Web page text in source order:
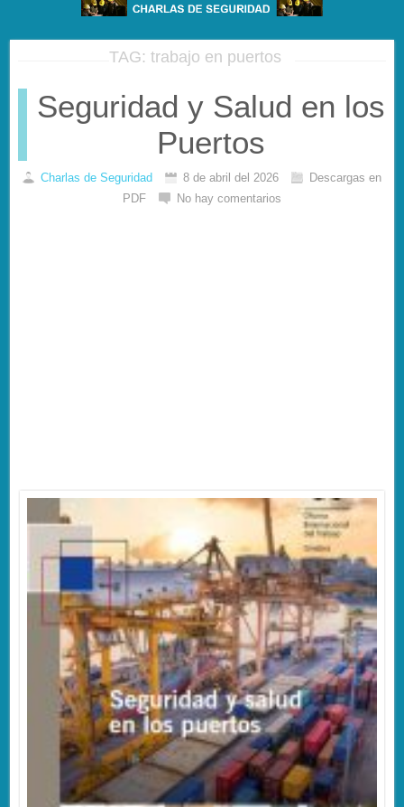
TAG: trabajo en puertos
Seguridad y Salud en los
Puertos
Charlas de Seguridad 8 de abril del 2026
Descargas en
PDF
No hay comentarios